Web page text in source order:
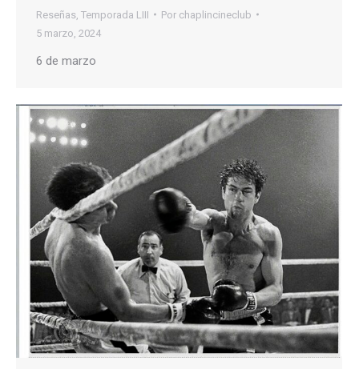
Reseñas Temporada LIII Por chaplincineclub
5 marzo, 2024
6 de marzo